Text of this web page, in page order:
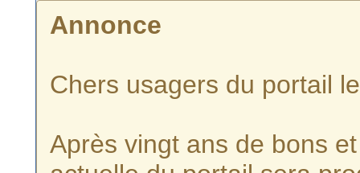
Annonce
Chers usagers du portail
Après vingt ans de bons